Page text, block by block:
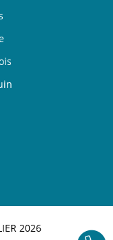
2026